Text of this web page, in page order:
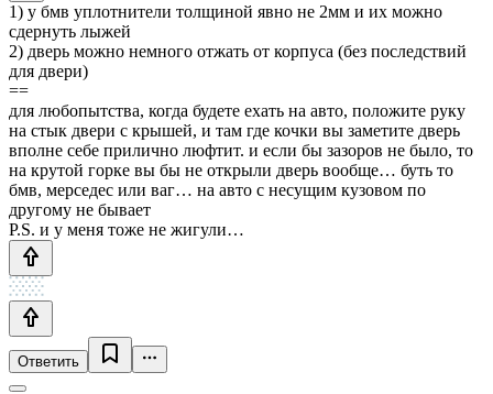
1) у бмв уплотнители толщиной явно не 2мм и их можно
сдернуть лыжей
2) дверь можно немного отжать от корпуса (без последствий
для двери)
==
для любопытства, когда будете ехать на авто, положите руку
на стык двери с крышей, и там где кочки вы заметите дверь
вполне себе прилично люфтит. и если бы зазоров не было, то
на крутой горке вы бы не открыли дверь вообще… буть то
бмв, мерседес или ваг… на авто с несущим кузовом по
другому не бывает
P.S. и у меня тоже не жигули…
Ответить